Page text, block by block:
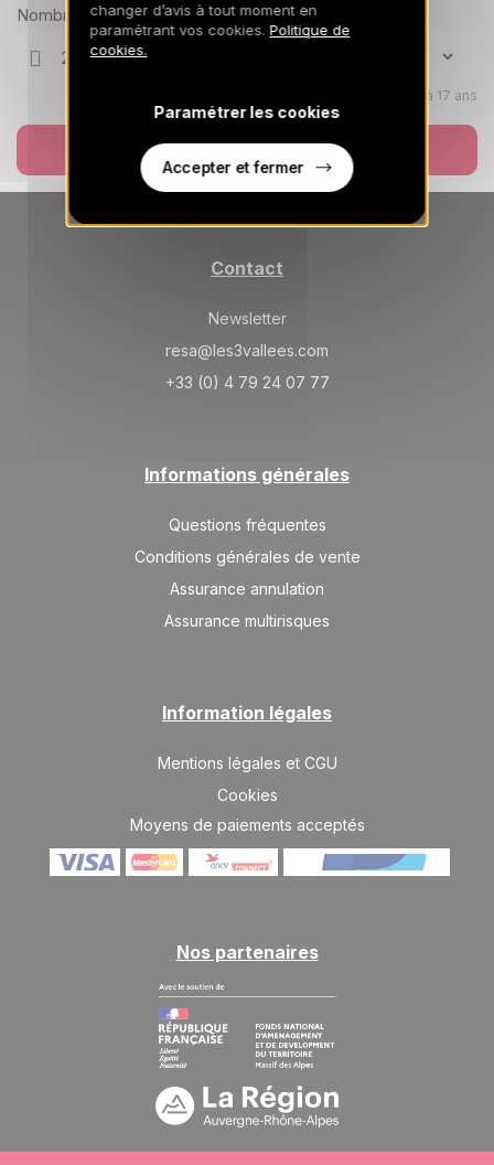
SAM.
01
Retour le
08/05/2027
Nombre de voyageurs
Enfants âgés de 0 à 17 ans
Réserver
Contact
Newsletter
resa@les3vallees.com
+33 (0) 4 79 24 07 77
Informations générales
Questions fréquentes
Conditions générales de vente
Assurance annulation
Assurance multirisques
Information légales
Mentions légales et CGU
Cookies
Moyens de paiements acceptés
Nos partenaires
changer d’avis à tout moment en
paramétrant vos cookies. Politique de
cookies.
Paramétrer les cookies
Accepter et fermer